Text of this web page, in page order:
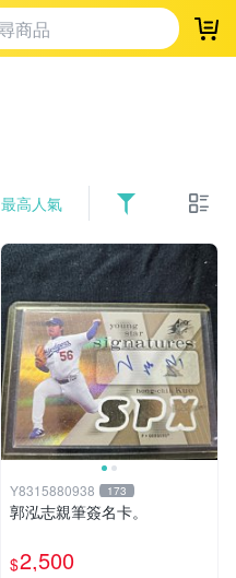
登
最高人氣
Y8315880938 173
郭泓志親筆簽名卡。
$2,500